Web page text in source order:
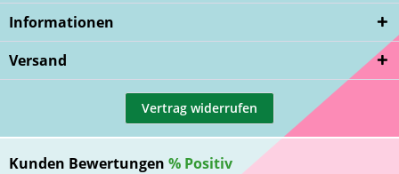
Informationen
Versand
Vertrag widerrufen
Kunden Bewertungen % Positiv